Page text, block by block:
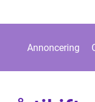
Annoncering